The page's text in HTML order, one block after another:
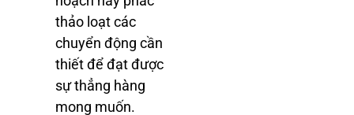
thảo loạt các
chuyển động cần
thiết để đạt được
sự thẳng hàng
mong muốn.